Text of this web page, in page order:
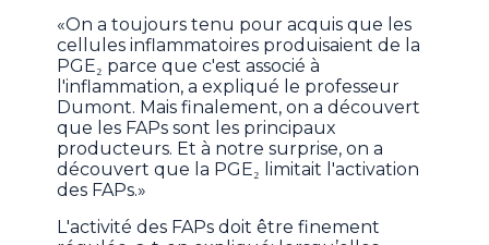
«On a toujours tenu pour acquis que les
cellules inflammatoires produisaient de la
PGE₂ parce que c'est associé à
l'inflammation, a expliqué le professeur
Dumont. Mais finalement, on a découvert
que les FAPs sont les principaux
producteurs. Et à notre surprise, on a
découvert que la PGE₂ limitait l'activation
des FAPs.»
L'activité des FAPs doit être finement